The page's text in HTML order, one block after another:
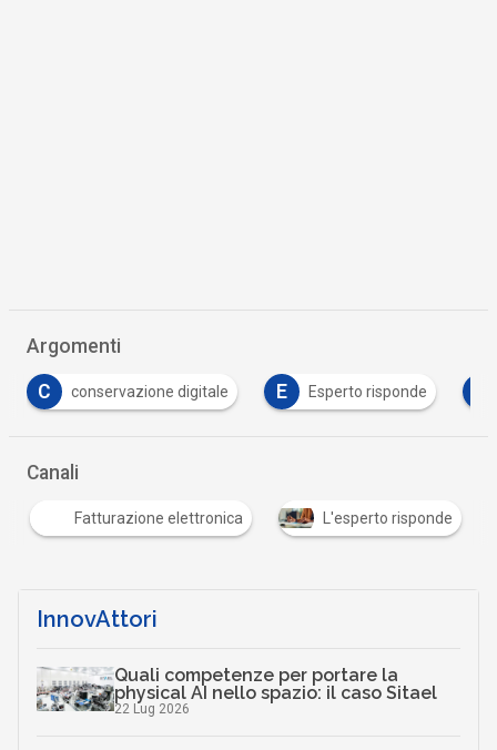
Argomenti
C conservazione digitale E Esperto risponde F
Canali
Fatturazione elettronica L'esperto risponde
InnovAttori
Quali competenze per portare la
physical AI nello spazio: il caso Sitael
22 Lug 2026